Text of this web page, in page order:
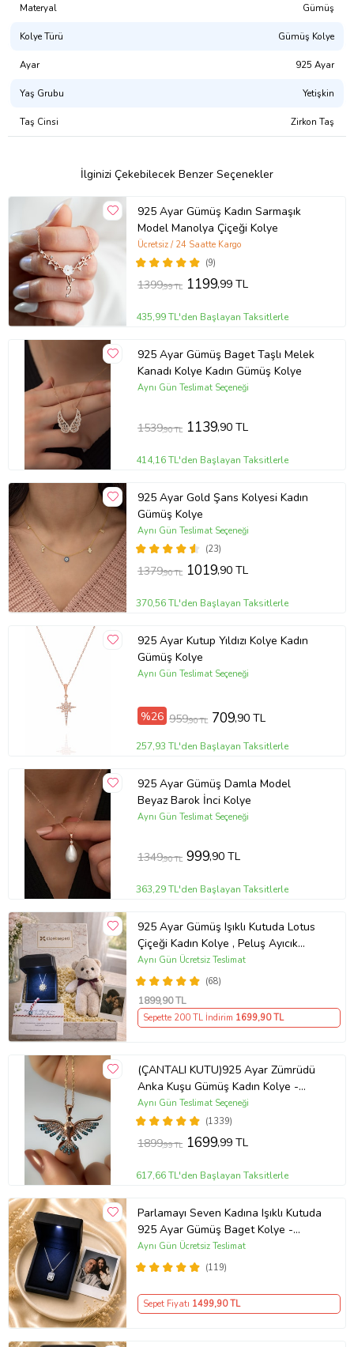
Materyal Gümüş
Kolye Türü Gümüş Kolye
Ayar 925 Ayar
Yaş Grubu Yetişkin
Taş Cinsi Zirkon Taş
İlginizi Çekebilecek Benzer Seçenekler
925 Ayar Gümüş Kadın Sarmaşık
Model Manolya Çiçeği Kolye
(9)
Ücretsiz / 24 Saatte Kargo
1399,99 TL 1199,99 TL
435,99 TL'den Başlayan Taksitlerle
925 Ayar Gümüş Baget Taşlı Melek
Kanadı Kolye Kadın Gümüş Kolye
Aynı Gün Teslimat Seçeneği
1539,90 TL 1139,90 TL
414,16 TL'den Başlayan Taksitlerle
925 Ayar Gold Şans Kolyesi Kadın
Gümüş Kolye
(23)
Aynı Gün Teslimat Seçeneği
1379,90 TL 1019,90 TL
370,56 TL'den Başlayan Taksitlerle
925 Ayar Kutup Yıldızı Kolye Kadın
Gümüş Kolye
Aynı Gün Teslimat Seçeneği
%26 959,90 TL 709,90 TL
257,93 TL'den Başlayan Taksitlerle
925 Ayar Gümüş Damla Model
Beyaz Barok İnci Kolye
Aynı Gün Teslimat Seçeneği
1349,90 TL 999,90 TL
363,29 TL'den Başlayan Taksitlerle
925 Ayar Gümüş Işıklı Kutuda Lotus
Çiçeği Kadın Kolye , Peluş Ayıcık
Anahtarlık Marteniçka Bileklik,
Polaroid Fotoğraf Hediye
(68)
Aynı Gün Ücretsiz Teslimat
1899,90 TL
Sepette 200 TL İndirim 1699,90 TL
(ÇANTALI KUTU)925 Ayar Zümrüdü
Anka Kuşu Gümüş Kadın Kolye -
MAVİ
(1339)
Aynı Gün Teslimat Seçeneği
1899,99 TL 1699,99 TL
617,66 TL'den Başlayan Taksitlerle
Parlamayı Seven Kadına Işıklı Kutuda
925 Ayar Gümüş Baget Kolye -
Kişiye Özel Fotoğraf Hediye
(119)
Aynı Gün Ücretsiz Teslimat
Sepet Fiyatı 1499,90 TL